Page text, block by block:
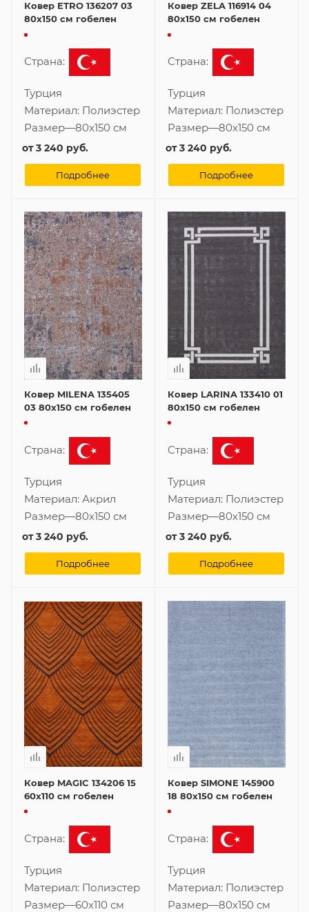
Ковер ETRO 136207 03
80x150 см гобелен
Страна:
Турция
Материал: Полиэстер
Размер—80x150 см
от3 240 руб.
Подробнее
Ковер ZELA 116914 04
80x150 см гобелен
Страна:
Турция
Материал: Полиэстер
Размер—80x150 см
от3 240 руб.
Подробнее
Ковер MILENA 135405
03 80x150 см гобелен
Страна:
Турция
Материал: Акрил
Размер—80x150 см
от3 240 руб.
Подробнее
Ковер LARINA 133410 01
80x150 см гобелен
Страна:
Турция
Материал: Полиэстер
Размер—80x150 см
от3 240 руб.
Подробнее
Ковер MAGIC 134206 15
60x110 см гобелен
Страна:
Турция
Материал: Полиэстер
Размер—60x110 см
Ковер SIMONE 145900
18 80x150 см гобелен
Страна:
Турция
Материал: Полиэстер
Размер—80x150 см